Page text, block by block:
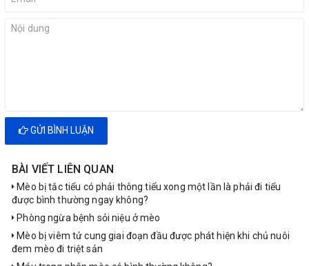
GỬI BÌNH LUẬN
BÀI VIẾT LIÊN QUAN
Mèo bị tắc tiểu có phải thông tiểu xong một lần là phải đi tiểu
được bình thường ngay không?
Phòng ngừa bệnh sỏi niệu ở mèo
Mèo bị viêm tử cung giai đoạn đầu được phát hiện khi chủ nuôi
đem mèo đi triệt sản